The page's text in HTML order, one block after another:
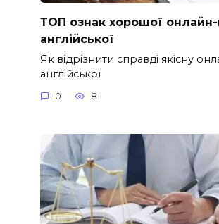
ТОП ознак хорошої
англійської
Як відрізнити справді якісну
англійської
0 8